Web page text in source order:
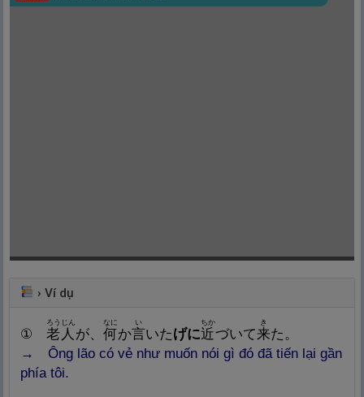
›Ví dụ
① 老 人
ろうじん
が、 何
なに
か言
い
いたげに近
ちか
づいて来
き
た。
→ Ông lão có vẻ như muốn nói gì đó đã tiến lại gần
phía tôi.